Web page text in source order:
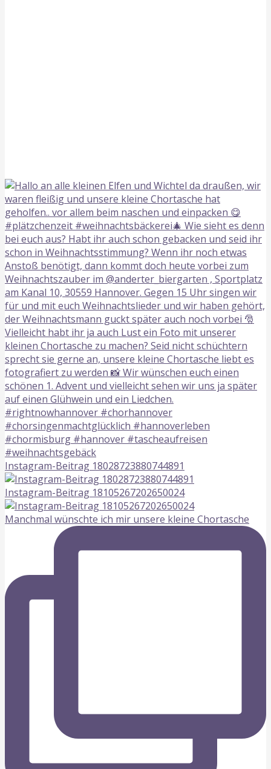
Instagram-Beitrag 18028723880744891
Instagram-Beitrag 18105267202650024
Manchmal wünschte ich mir unsere kleine Chortasche